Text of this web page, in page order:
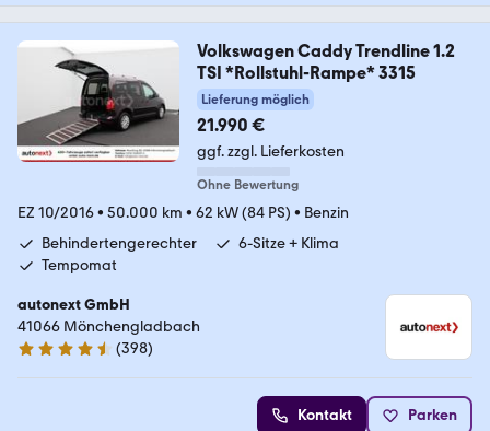
Volkswagen Caddy Trendline 1.2
TSI *Rollstuhl-Rampe* 3315
Lieferung möglich
21.990 €
ggf. zzgl. Lieferkosten
Ohne Bewertung
EZ 10/2016• 50.000 km • 62 kW (84 PS) • Benzin
Behindertengerechter
6-Sitze + Klima
Tempomat
autonext GmbH
41066 Mönchengladbach
4.7 Sterne
(398)
Kontakt Parken